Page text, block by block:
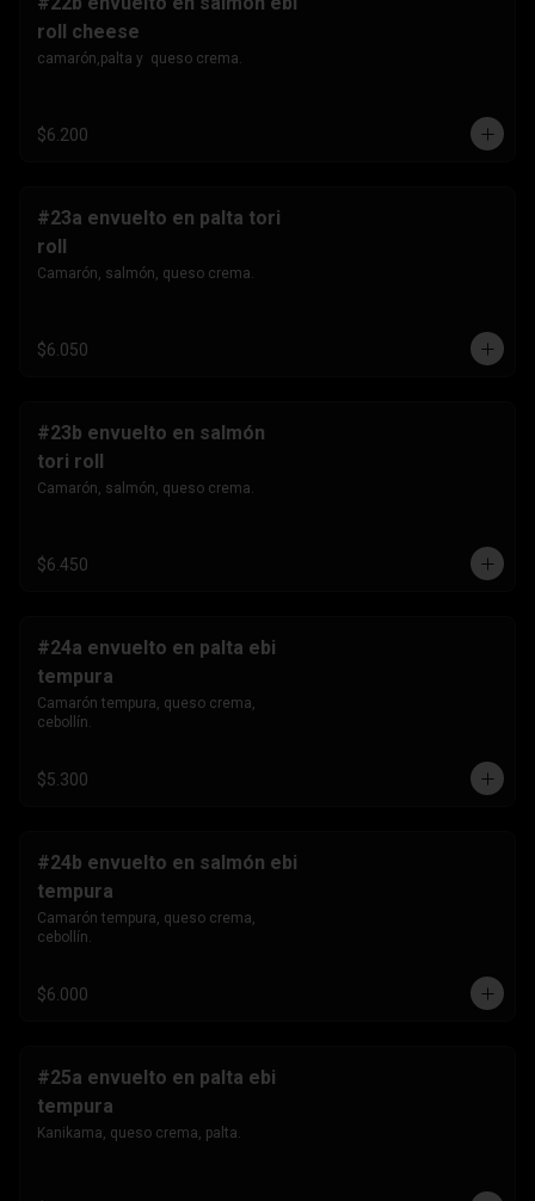
roll cheese
camarón,palta y  queso crema.
$6.200
#23a envuelto en palta tori
roll
Camarón, salmón, queso crema.
$6.050
#23b envuelto en salmón
tori roll
Camarón, salmón, queso crema.
$6.450
#24a envuelto en palta ebi
tempura
Camarón tempura, queso crema,
cebollín.
$5.300
#24b envuelto en salmón ebi
tempura
Camarón tempura, queso crema,
cebollín.
$6.000
#25a envuelto en palta ebi
tempura
Kanikama, queso crema, palta.